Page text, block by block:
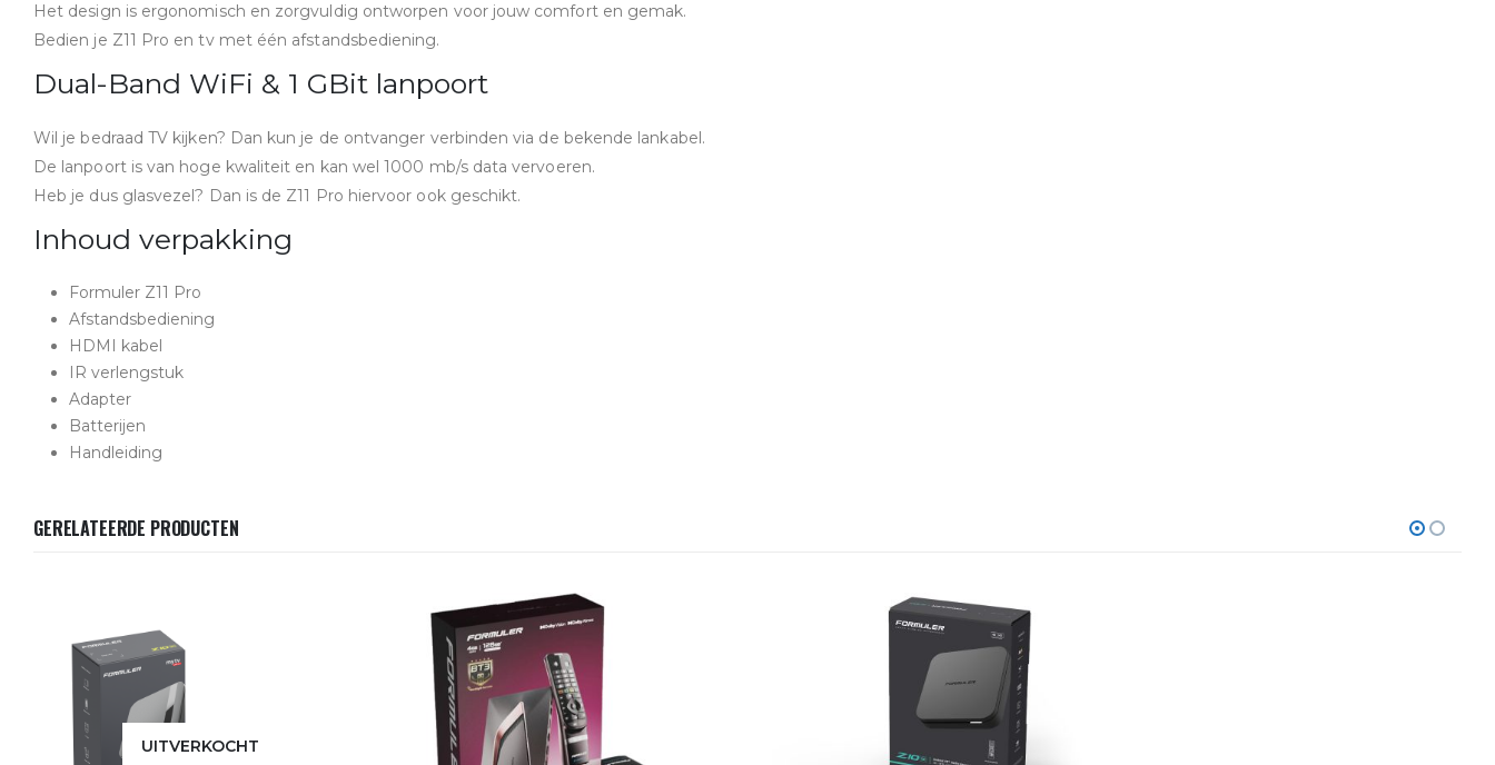
Het design is ergonomisch en zorgvuldig ontworpen voor jouw comfort en gemak.
Bedien je Z11 Pro en tv met één afstandsbediening.
Dual-Band WiFi & 1 GBit lanpoort
Wil je bedraad TV kijken? Dan kun je de ontvanger verbinden via de bekende lankabel.
De lanpoort is van hoge kwaliteit en kan wel 1000 mb/s data vervoeren.
Heb je dus glasvezel? Dan is de Z11 Pro hiervoor ook geschikt.
Inhoud verpakking
Formuler Z11 Pro
Afstandsbediening
HDMI kabel
IR verlengstuk
Adapter
Batterijen
Handleiding
GERELATEERDE PRODUCTEN
UITVERKOCHT